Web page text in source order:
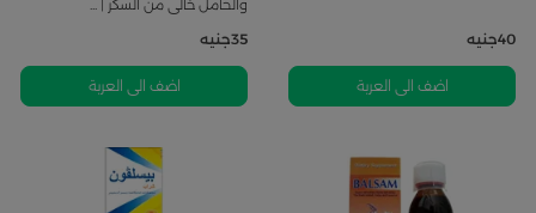
40جنيه
اضف الى العربة
والحامل خالى من السكر | ...
35جنيه
اضف الى العربة